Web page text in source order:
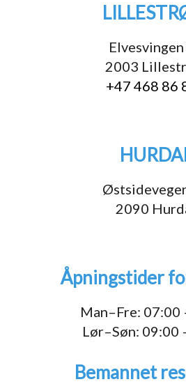
2003
+47 468 86
2090
Åpningstider
Man–Fre: 07:00
Lør–Søn: 09:00
Bemannet